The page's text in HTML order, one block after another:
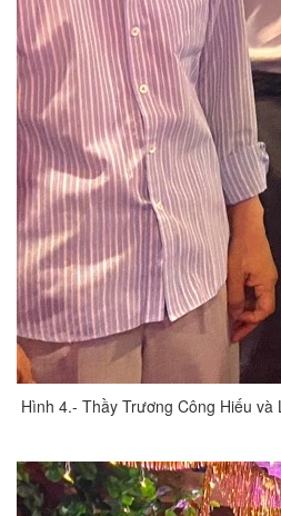
Hình 4.- Thầy Trương Công Hiếu và